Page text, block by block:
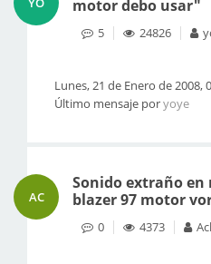
motor debo usar"
5 24826
Lunes, 21 de Enero de 2008,
Último mensaje poryoye
AC
Sonido extraño
blazer 97 motor
0 4373